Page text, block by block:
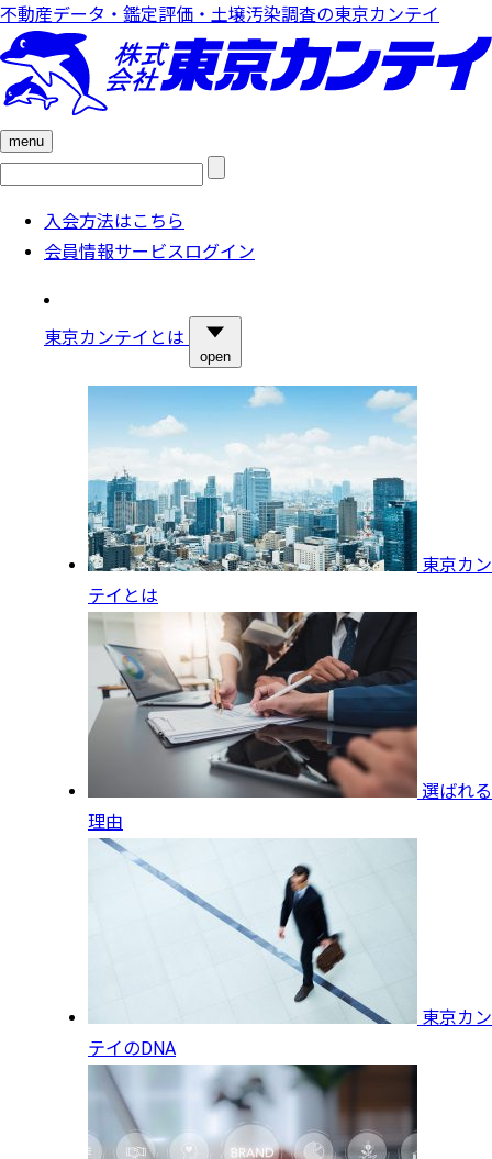
不動産データ・鑑定評価・土壌汚染調査の東京カンテイ
menu
検
入会方法はこちら
会員情報サービスログイン
東京カンテイとは
open
東京カン
テイとは
選ばれる
理由
東京カン
テイのDNA